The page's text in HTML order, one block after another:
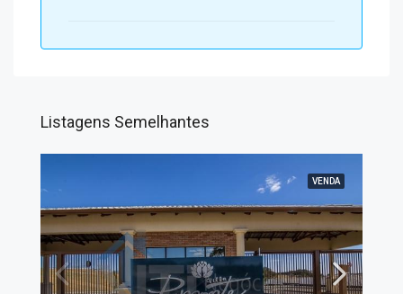
Listagens Semelhantes
VENDA